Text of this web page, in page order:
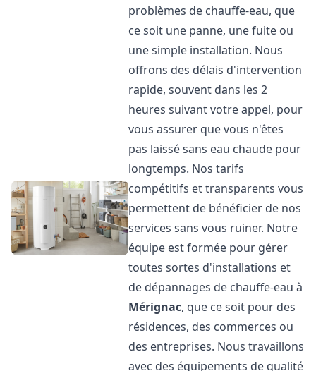
problèmes de chauffe-eau, que
ce soit une panne, une fuite ou
une simple installation. Nous
offrons des délais d'intervention
rapide, souvent dans les 2
heures suivant votre appel, pour
vous assurer que vous n'êtes
pas laissé sans eau chaude pour
longtemps. Nos tarifs
compétitifs et transparents vous
permettent de bénéficier de nos
services sans vous ruiner. Notre
équipe est formée pour gérer
toutes sortes d'installations et
de dépannages de chauffe-eau à
Mérignac, que ce soit pour des
résidences, des commerces ou
des entreprises. Nous travaillons
avec des équipements de qualité